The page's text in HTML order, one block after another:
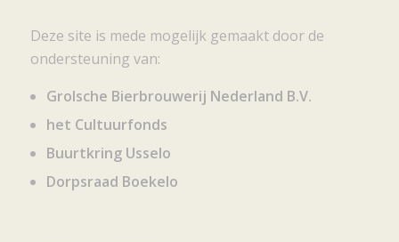
Deze site is mede mogelijk gemaakt door de
ondersteuning van:
Grolsche Bierbrouwerij Nederland B.V.
het Cultuurfonds
Buurtkring Usselo
Dorpsraad Boekelo